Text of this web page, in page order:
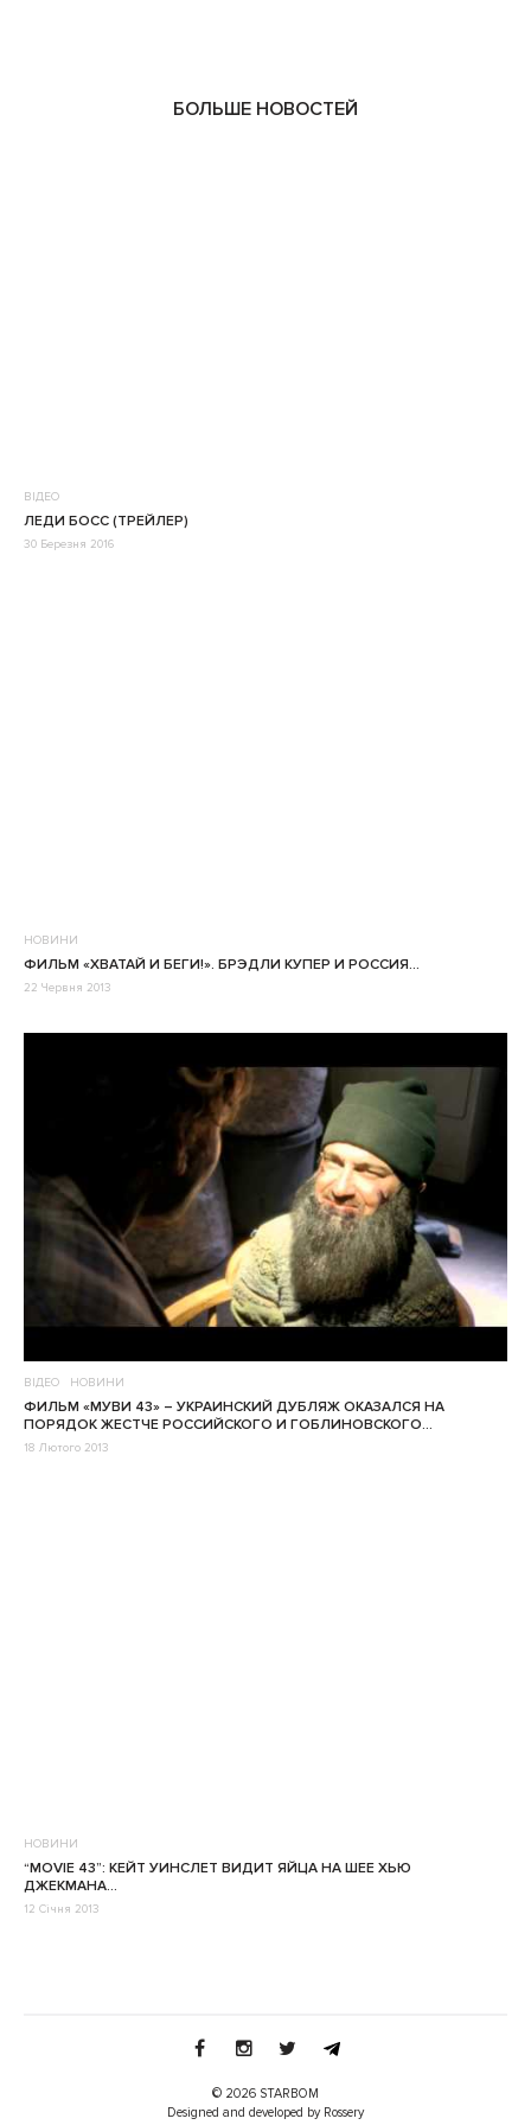
БОЛЬШЕ НОВОСТЕЙ
ВІДЕО
ЛЕДИ БОСС (ТРЕЙЛЕР)
30 Березня 2016
НОВИНИ
ФИЛЬМ «ХВАТАЙ И БЕГИ!». БРЭДЛИ КУПЕР И РОССИЯ…
22 Червня 2013
ВІДЕО НОВИНИ
ФИЛЬМ «МУВИ 43» – УКРАИНСКИЙ ДУБЛЯЖ ОКАЗАЛСЯ НА
ПОРЯДОК ЖЕСТЧЕ РОССИЙСКОГО И ГОБЛИНОВСКОГО…
18 Лютого 2013
НОВИНИ
“MOVIE 43”: КЕЙТ УИНСЛЕТ ВИДИТ ЯЙЦА НА ШЕЕ ХЬЮ
ДЖЕКМАНА…
12 Січня 2013
© 2026 STARBOM
Designed and developed by Rossery